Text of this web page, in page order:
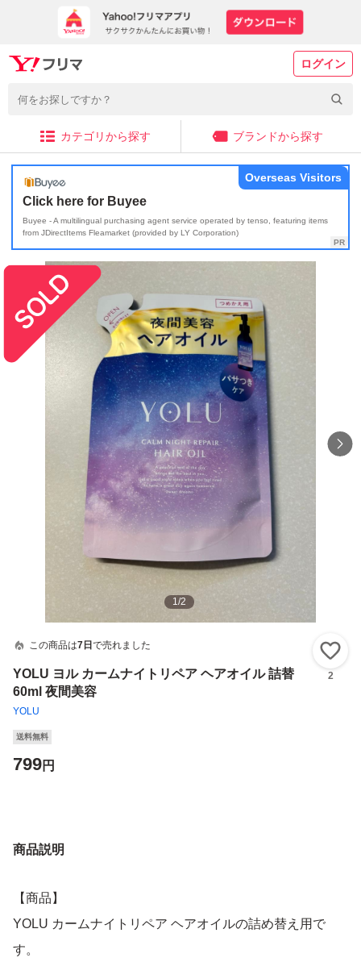
ログイン
カテゴリから探す ブランドから探す
Click here for Buyee
Buyee - A multilingual purchasing agent service operated by tenso, featuring items
from JDirectItems Fleamarket (provided by LY Corporation)
Overseas Visitors
1/2
この商品は7日 で売れました
YOLU ヨル カームナイトリペア ヘアオイル 詰替
60ml 夜間美容
YOLU
2
送料無料
799円
商品説明
【商品】
YOLU カームナイトリペア ヘアオイルの詰め替え用で
す。